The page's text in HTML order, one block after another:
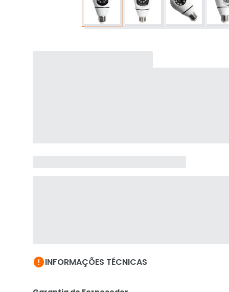
INFORMAÇÕES TÉCNICAS